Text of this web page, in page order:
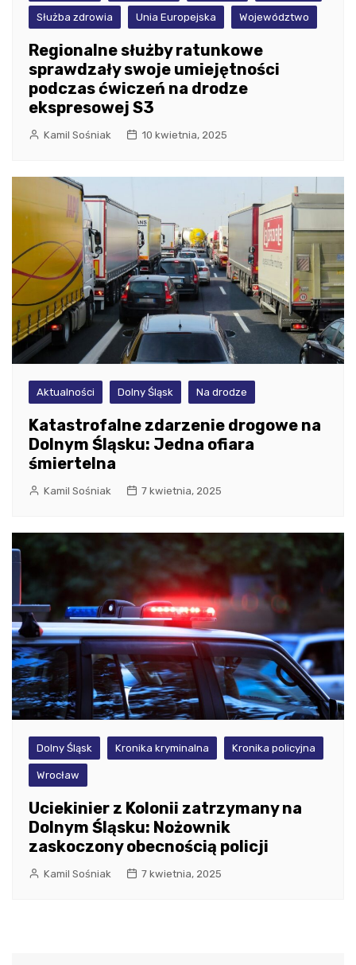
Służba zdrowia Unia Europejska Województwo
Regionalne służby ratunkowe
sprawdzały swoje umiejętności
podczas ćwiczeń na drodze
ekspresowej S3
Kamil Sośniak 10 kwietnia, 2025
Aktualności Dolny Śląsk Na drodze
Katastrofalne zdarzenie drogowe na
Dolnym Śląsku: Jedna ofiara
śmiertelna
Kamil Sośniak 7 kwietnia, 2025
Dolny Śląsk Kronika kryminalna Kronika policyjna
Wrocław
Uciekinier z Kolonii zatrzymany na
Dolnym Śląsku: Nożownik
zaskoczony obecnością policji
Kamil Sośniak 7 kwietnia, 2025